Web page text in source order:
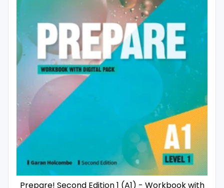
Prepare! Second Edition 1 (A1) - Workbook with